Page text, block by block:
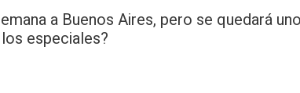
a Buenos Aires, pero se quedará
especiales?